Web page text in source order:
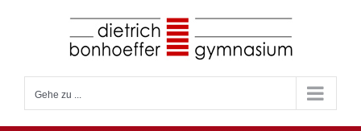
Gehe zu ...